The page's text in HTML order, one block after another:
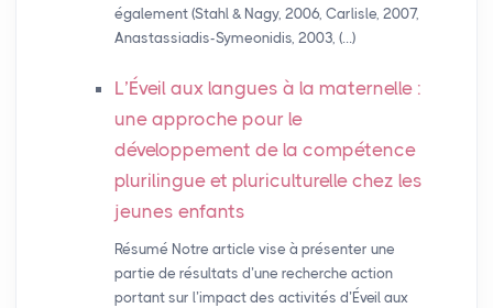
également (Stahl & Nagy, 2006, Carlisle, 2007,
Anastassiadis-Symeonidis, 2003, (…)
L’Éveil aux langues à la maternelle :
une approche pour le
développement de la compétence
plurilingue et pluriculturelle chez les
jeunes enfants
Résumé Notre article vise à présenter une
partie de résultats d’une recherche action
portant sur l’impact des activités d’Éveil aux